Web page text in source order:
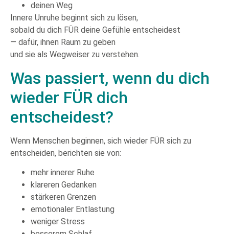
deinen Weg
Innere Unruhe beginnt sich zu lösen,
sobald du dich FÜR deine Gefühle entscheidest
— dafür, ihnen Raum zu geben
und sie als Wegweiser zu verstehen.
Was passiert, wenn du dich
wieder FÜR dich
entscheidest?
Wenn Menschen beginnen, sich wieder FÜR sich zu
entscheiden, berichten sie von:
mehr innerer Ruhe
klareren Gedanken
stärkeren Grenzen
emotionaler Entlastung
weniger Stress